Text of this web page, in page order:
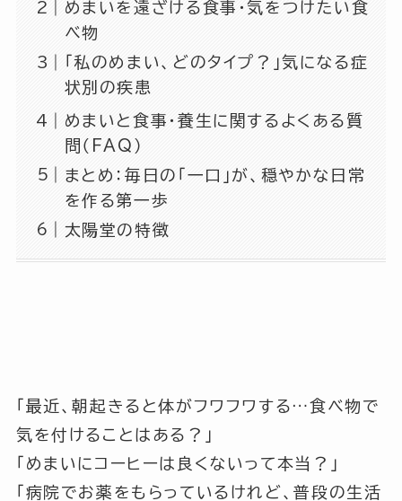
めまいを遠ざける食事・気をつけたい食
べ物
「私のめまい、どのタイプ？」気になる症
状別の疾患
めまいと食事・養生に関するよくある質
問（FAQ）
まとめ：毎日の「一口」が、穏やかな日常
を作る第一歩
太陽堂の特徴
「最近、朝起きると体がフワフワする…食べ物で
気を付けることはある？」
「めまいにコーヒーは良くないって本当？」
「病院でお薬をもらっているけれど、普段の生活